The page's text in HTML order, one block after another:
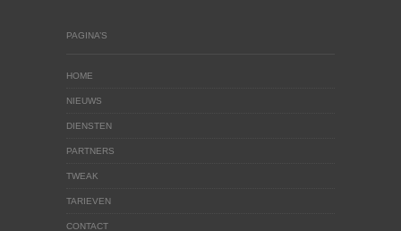
PAGINA’S
HOME
NIEUWS
DIENSTEN
PARTNERS
TWEAK
TARIEVEN
CONTACT